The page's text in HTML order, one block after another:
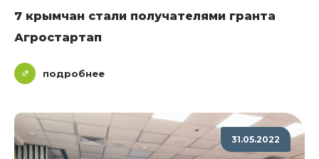
7 крымчан стали получателями гранта
Агростартап
подробнее
31.05.2022